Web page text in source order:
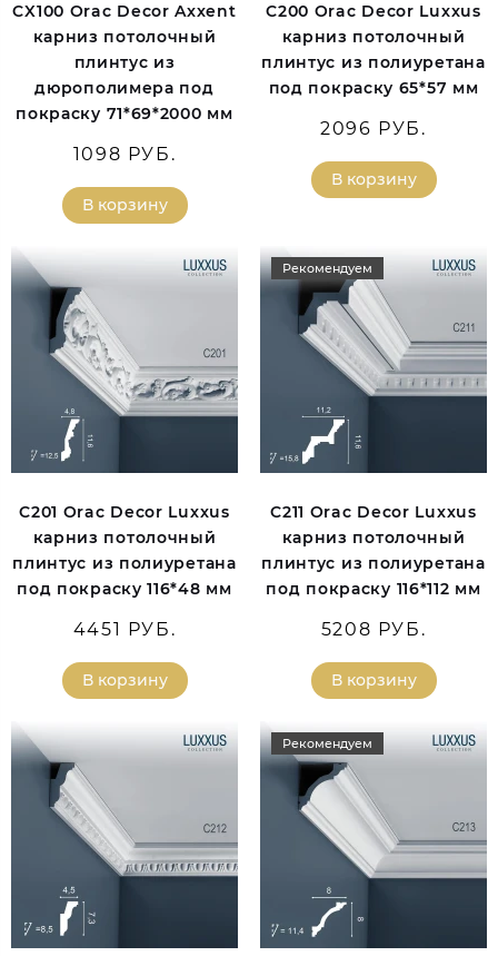
CX100 Orac Decor Axxent
карниз потолочный
плинтус из
дюрополимера под
покраску 71*69*2000 мм
1098 РУБ.
В корзину
C200 Orac Decor Luxxus
карниз потолочный
плинтус из полиуретана
под покраску 65*57 мм
2096 РУБ.
В корзину
C201 Orac Decor Luxxus
карниз потолочный
плинтус из полиуретана
под покраску 116*48 мм
4451 РУБ.
В корзину
Рекомендуем
C211 Orac Decor Luxxus
карниз потолочный
плинтус из полиуретана
под покраску 116*112 мм
5208 РУБ.
В корзину
Рекомендуем